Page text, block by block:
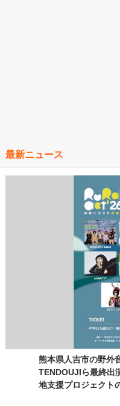
最新ニュース
熊本県人吉市の野外
TENDOUJIら最終
地支援プロジェクト